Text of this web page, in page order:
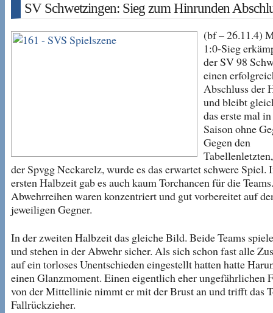
SV Schwetzingen: Sieg zum Hinrunden
(bf – 26.11.4)
1:0-Sieg
der SV 98
einen
Abschluss der
und bleibt
das erste mal
Saison ohne
Gegen den
der Spvgg Neckarelz, wurde es das erwartet schwere Spiel.
ersten Halbzeit gab es auch kaum Torchancen für die
Abwehrreihen waren konzentriert und gut vorbereitet auf
jeweiligen Gegner.
In der zweiten Halbzeit das gleiche Bild. Beide Teams
und stehen in der Abwehr sicher. Als sich schon fast alle
auf ein torloses Unentschieden eingestellt hatten hatte
einen Glanzmoment. Einen eigentlich eher ungefährlichen
von der Mittellinie nimmt er mit der Brust an und trifft das
Fallrückzieher.